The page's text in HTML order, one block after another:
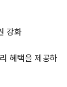
강화
혜택을 제공하